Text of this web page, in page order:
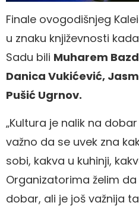
Finale ovogodišnjeg
u znaku književnosti
Sadu bili Muharem
Danica Vukićević,
Pušić Ugrnov.
„Kultura je nalik na
važno da se uvek zna
sobi, kakva u kuhinji,
Organizatorima želim
dobar, ali je još važnija